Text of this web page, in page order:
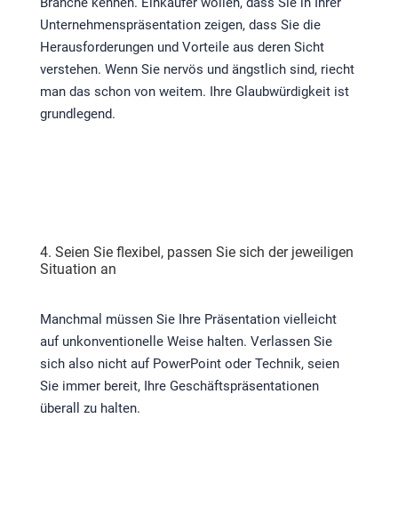
Unternehmenspräsentation zeigen, dass Sie die
Herausforderungen und Vorteile aus deren Sicht
verstehen. Wenn Sie nervös und ängstlich sind, riecht
man das schon von weitem. Ihre Glaubwürdigkeit ist
grundlegend.
4. Seien Sie flexibel, passen Sie sich der jeweiligen
Situation an
Manchmal müssen Sie Ihre Präsentation vielleicht
auf unkonventionelle Weise halten. Verlassen Sie
sich also nicht auf PowerPoint oder Technik, seien
Sie immer bereit, Ihre Geschäftspräsentationen
überall zu halten.